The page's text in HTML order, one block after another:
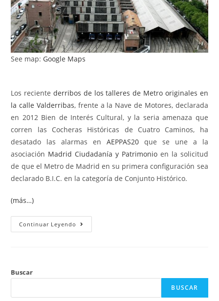
See map: Google Maps
Los recientederribos de los talleres de Metro originales en
la calle Valderribas, frente a la Nave de Motores, declarada
en 2012 Bien de Interés Cultural, y la seria amenaza que
corren las Cocheras Históricas de Cuatro Caminos, ha
desatado las alarmas enAEPPAS20 que se une a la
asociación Madrid Ciudadanía y Patrimonioen la solicitud
de que el Metro de Madrid en su primera configuración sea
declarado B.I.C. en la categoría de Conjunto Histórico.
(más…)
Continuar Leyendo
Buscar
BUSCAR